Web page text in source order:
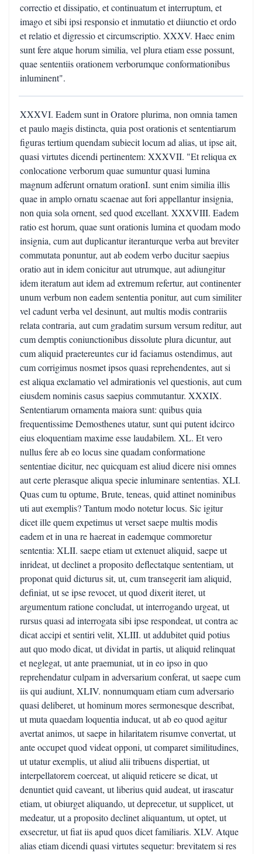
correctio et dissipatio, et continuatum et interruptum, et
imago et sibi ipsi responsio et inmutatio et diiunctio et ordo
et relatio et digressio et circumscriptio. XXXV. Haec enim
sunt fere atque horum similia, vel plura etiam esse possunt,
quae sententiis orationem verborumque conformationibus
inluminent".
XXXVI. Eadem sunt in Oratore plurima, non omnia tamen
et paulo magis distincta, quia post orationis et sententiarum
figuras tertium quendam subiecit locum ad alias, ut ipse ait,
quasi virtutes dicendi pertinentem: XXXVII. "Et reliqua ex
conlocatione verborum quae sumuntur quasi lumina
magnum adferunt ornatum orationI. sunt enim similia illis
quae in amplo ornatu scaenae aut fori appellantur insignia,
non quia sola ornent, sed quod excellant. XXXVIII. Eadem
ratio est horum, quae sunt orationis lumina et quodam modo
insignia, cum aut duplicantur iteranturque verba aut breviter
commutata ponuntur, aut ab eodem verbo ducitur saepius
oratio aut in idem conicitur aut utrumque, aut adiungitur
idem iteratum aut idem ad extremum refertur, aut continenter
unum verbum non eadem sententia ponitur, aut cum similiter
vel cadunt verba vel desinunt, aut multis modis contrariis
relata contraria, aut cum gradatim sursum versum reditur, aut
cum demptis coniunctionibus dissolute plura dicuntur, aut
cum aliquid praetereuntes cur id faciamus ostendimus, aut
cum corrigimus nosmet ipsos quasi reprehendentes, aut si
est aliqua exclamatio vel admirationis vel questionis, aut cum
eiusdem nominis casus saepius commutantur. XXXIX.
Sententiarum ornamenta maiora sunt: quibus quia
frequentissime Demosthenes utatur, sunt qui putent idcirco
eius eloquentiam maxime esse laudabilem. XL. Et vero
nullus fere ab eo locus sine quadam conformatione
sententiae dicitur, nec quicquam est aliud dicere nisi omnes
aut certe plerasque aliqua specie inluminare sententias. XLI.
Quas cum tu optume, Brute, teneas, quid attinet nominibus
uti aut exemplis? Tantum modo notetur locus. Sic igitur
dicet ille quem expetimus ut verset saepe multis modis
eadem et in una re haereat in eademque commoretur
sententia: XLII. saepe etiam ut extenuet aliquid, saepe ut
inrideat, ut declinet a proposito deflectatque sententiam, ut
proponat quid dicturus sit, ut, cum transegerit iam aliquid,
definiat, ut se ipse revocet, ut quod dixerit iteret, ut
argumentum ratione concludat, ut interrogando urgeat, ut
rursus quasi ad interrogata sibi ipse respondeat, ut contra ac
dicat accipi et sentiri velit, XLIII. ut addubitet quid potius
aut quo modo dicat, ut dividat in partis, ut aliquid relinquat
et neglegat, ut ante praemuniat, ut in eo ipso in quo
reprehendatur culpam in adversarium conferat, ut saepe cum
iis qui audiunt, XLIV. nonnumquam etiam cum adversario
quasi deliberet, ut hominum mores sermonesque describat,
ut muta quaedam loquentia inducat, ut ab eo quod agitur
avertat animos, ut saepe in hilaritatem risumve convertat, ut
ante occupet quod videat opponi, ut comparet similitudines,
ut utatur exemplis, ut aliud alii tribuens dispertiat, ut
interpellatorem coerceat, ut aliquid reticere se dicat, ut
denuntiet quid caveant, ut liberius quid audeat, ut irascatur
etiam, ut obiurget aliquando, ut deprecetur, ut supplicet, ut
medeatur, ut a proposito declinet aliquantum, ut optet, ut
exsecretur, ut fiat iis apud quos dicet familiaris. XLV. Atque
alias etiam dicendi quasi virtutes sequetur: brevitatem si res